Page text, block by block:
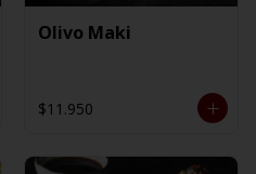
Olivo Maki
$11.950